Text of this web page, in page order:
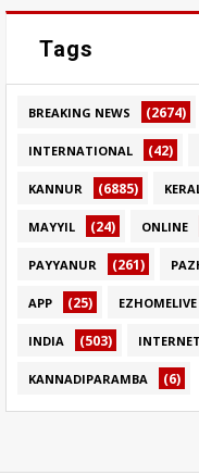
Tags
BREAKING NEWS (2674)
INTERNATIONAL (42)
KANNUR (6885)
MAYYIL (24) ONLINE
PAYYANUR (261)
APP (25) EZHOMELIVE
INDIA (503) INTERNET
KANNADIPARAMBA (6)